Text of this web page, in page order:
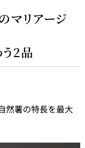
マリアージ
2品
然薯の特長を最大